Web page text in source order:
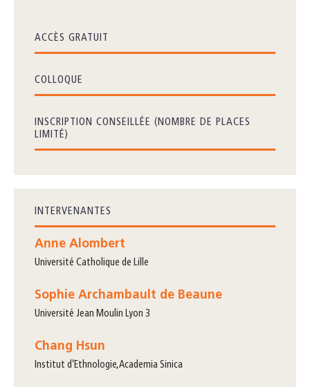
ACCÈS GRATUIT
COLLOQUE
INSCRIPTION CONSEILLÉE (NOMBRE DE PLACES
LIMITÉ)
INTERVENANTES
Anne Alombert
Université Catholique de Lille
Sophie Archambault de Beaune
Université Jean Moulin Lyon 3
Chang Hsun
Institut d’Ethnologie, Academia Sinica